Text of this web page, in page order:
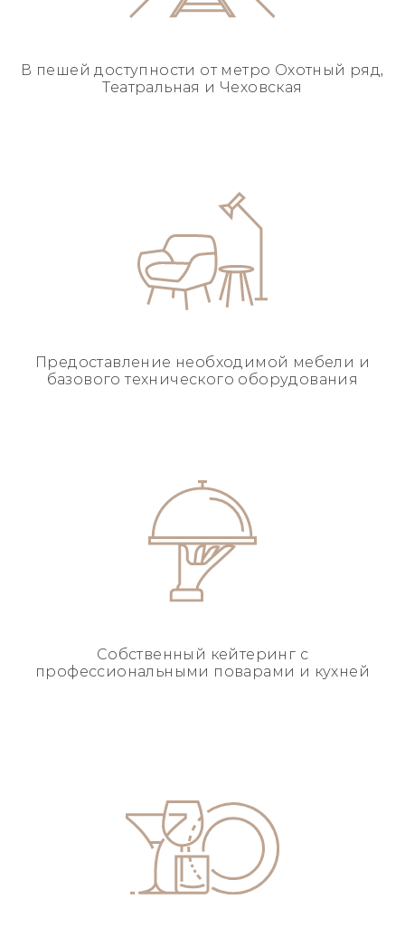
В пешей доступности от метро Охотный ряд,
Театральная и Чеховская
Предоставление необходимой мебели и
базовоготехнического оборудования
Собственный кейтеринг с
профессиональными поварами и кухней